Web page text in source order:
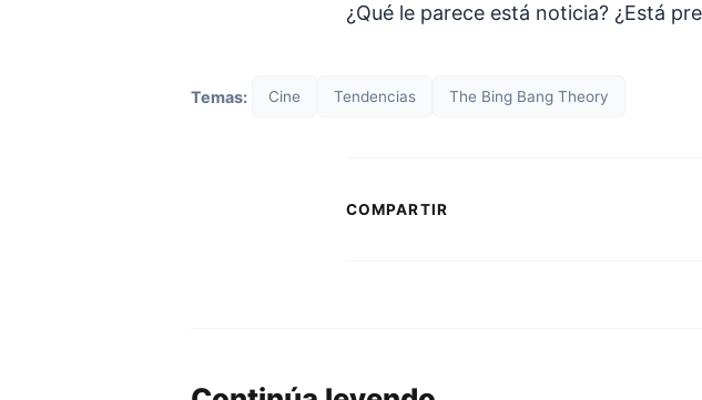
¿Qué le parece está noticia? ¿Está
Temas: Cine Tendencias The Bing Bang Theory
COMPARTIR